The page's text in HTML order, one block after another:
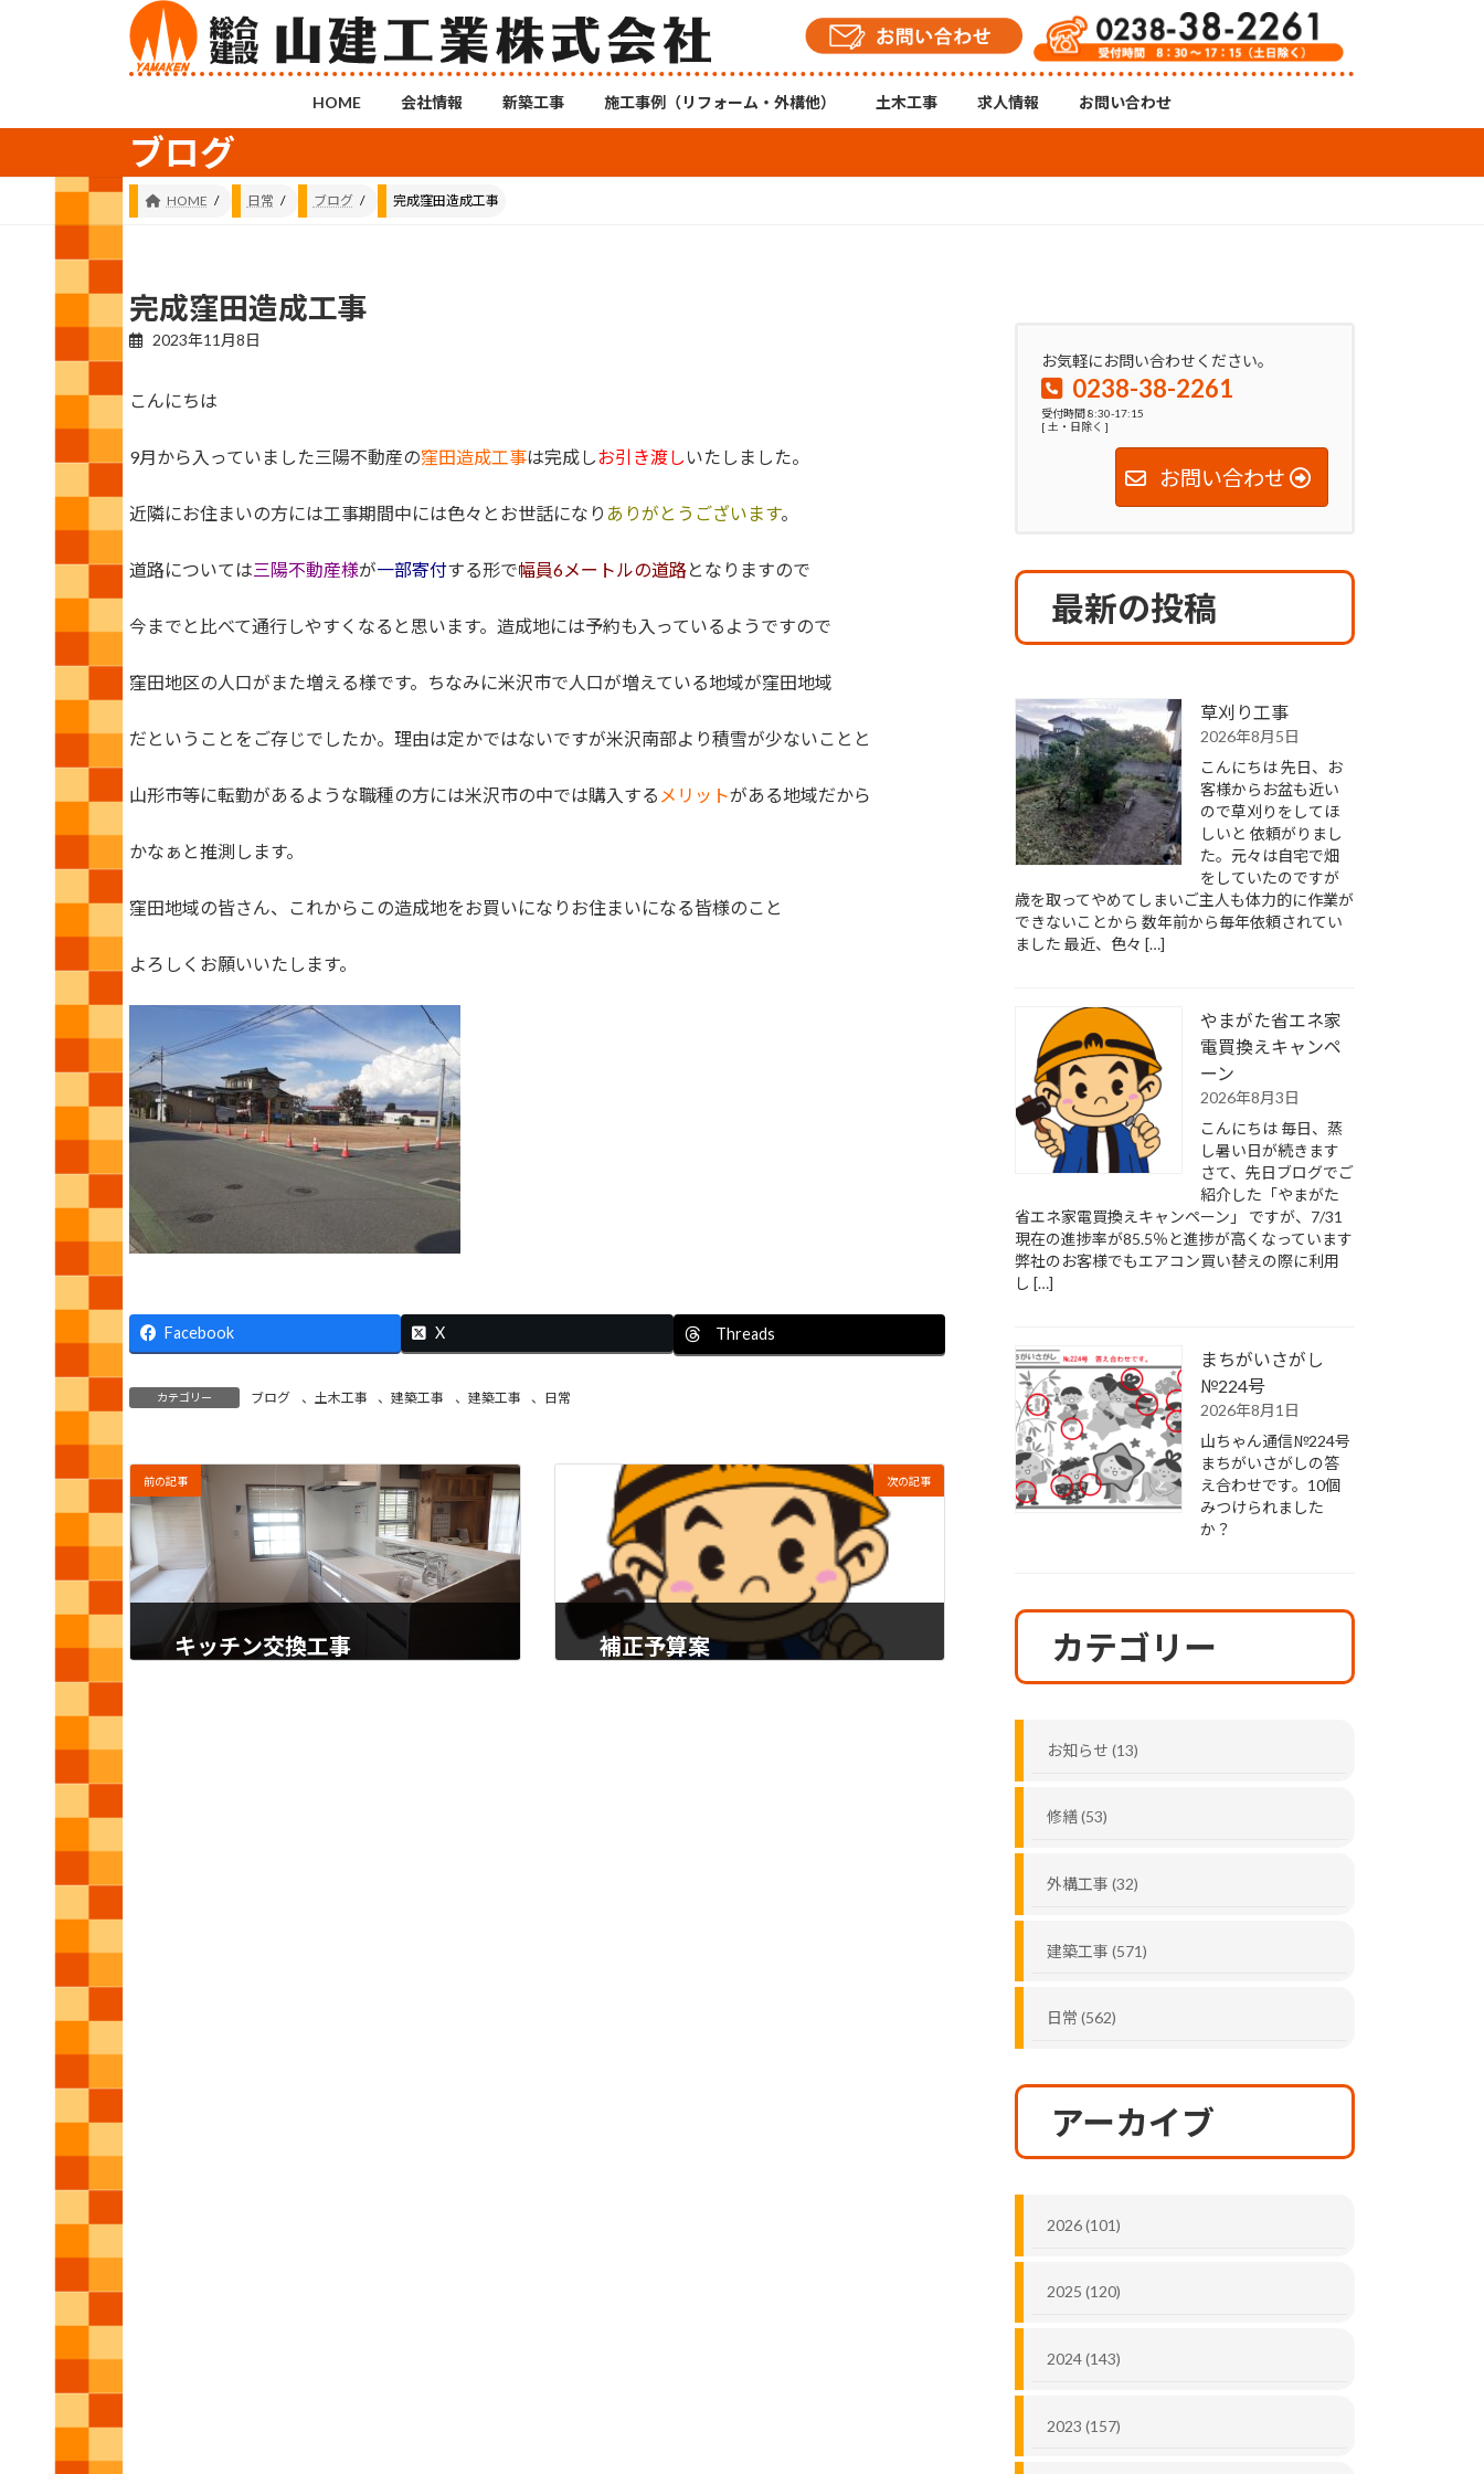
ス
ン
HOME 会社情報 新築工事 施工事例（リフォーム・外構他） 土木工事 求人情報 お問い合わせ
ブログ
HOME 日常 ブログ 完成窪田造成工事
完成窪田造成工事
2023年11月8日
こんにちは
9月から入っていました三陽不動産の窪田造成工事は完成しお引き渡し いたしました。
近隣にお住まいの方には工事期間中には色々とお世話になり ありがとうございます。
道路については三陽不動産様が一部寄付する形で幅員6メートルの道路となりますので
今までと比べて通行しやすくなると思います。造成地には予約も入っているようですので
窪田地区の人口がまた増える様です。ちなみに米沢市で人口が増えている地域が窪田地域
だということをご存じでしたか。理由は定かではないですが米沢南部より積雪が少ないことと
山形市等に転勤があるような職種の方には米沢市の中では購入する メリットがある地域だから
かなぁと推測します。
窪田地域の皆さん、これからこの造成地をお買いになりお住まいになる皆様のこと
よろしくお願いいたします。
Facebook X Threads
カテゴリー ブログ 、 土木工事 、建築工事 、 建築工事 、 日常
前の記事
キッチン交換工事
次の記事
補正予算案
お気軽にお問い合わせください。
0238-38-2261
受付時間 8:30-17:15
[ 土・日除く ]
お問い合わせ
最新の投稿
草刈り工事
2026年8月5日
こんにちは 先日、お
客様からお盆も近い
ので草刈りをしてほ
しいと 依頼がりまし
た。元々は自宅で畑
をしていたのですが
歳を取ってやめてしまいご主人も体力的に作業が
できないことから 数年前から毎年依頼されてい
ました 最近、色々 […]
やまがた省エネ家
電買換えキャンペ
ーン
2026年8月3日
こんにちは 毎日、蒸
し暑い日が続きます
さて、先日ブログでご
紹介した「やまがた
省エネ家電買換えキャンペーン」 ですが、7/31
現在の進捗率が85.5％と進捗が高くなっています
弊社のお客様でもエアコン買い替えの際に利用
し […]
まちがいさがし
№224号
2026年8月1日
山ちゃん通信№224号
まちがいさがしの答
え合わせです。10個
みつけられました
か？
カテゴリー
お知らせ (13)
修繕 (53)
外構工事 (32)
建築工事 (571)
日常 (562)
アーカイブ
2026 (101)
2025 (120)
2024 (143)
2023 (157)